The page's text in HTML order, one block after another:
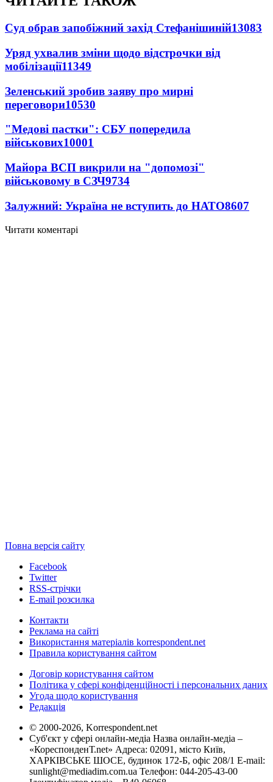
Суд обрав запобіжний захід Стефанішиній13083
Уряд ухвалив зміни щодо відстрочки від
мобілізації11349
Зеленський зробив заяву про мирні
переговори10530
"Медові пастки": СБУ попередила
військових10001
Майора ВСП викрили на "допомозі"
військовому в СЗЧ9734
Залужний: Україна не вступить до НАТО8607
Читати коментарі
Повна версія сайту
Facebook
Twitter
RSS-стрічки
E-mail розсилка
Контакти
Реклама на сайті
Використання матеріалів korrespondent.net
Правила користування сайтом
Договір користування сайтом
Політика у сфері конфіденційності і персональних даних
Угода щодо користування
Редакція
© 2000-2026, Korrespondent.net
Суб'єкт у сфері онлайн-медіа Назва онлайн-медіа –
«КореспонденТ.net» Адреса: 02091, місто Київ,
ХАРКІВСЬКЕ ШОСЕ, будинок 172-Б, офіс 208/1 E-mail:
sunlight@mediadim.com.ua Телефон: 044-205-43-00